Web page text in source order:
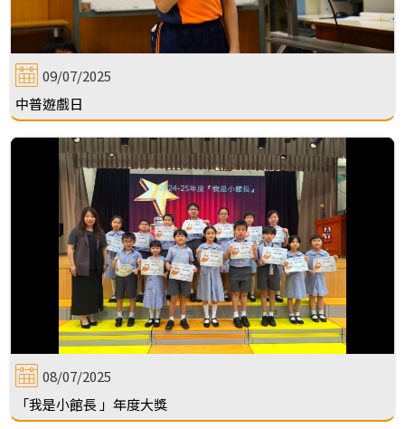
09/07/2025
中普遊戲日
08/07/2025
「我是小館長 」年度大獎